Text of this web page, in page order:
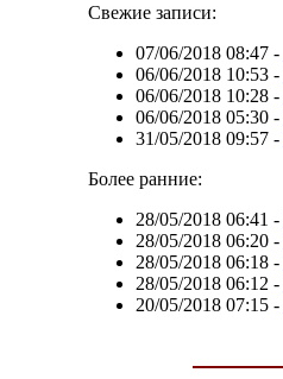
Свежие записи:
07/06/2018 08:47-
06/06/2018 10:53-
06/06/2018 10:28-
06/06/2018 05:30-
31/05/2018 09:57-
Более ранние:
28/05/2018 06:41 -
28/05/2018 06:20-
28/05/2018 06:18-
28/05/2018 06:12 -
20/05/2018 07:15-